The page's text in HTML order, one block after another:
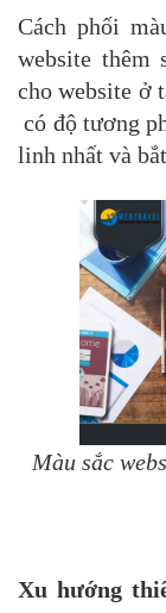
Cách phối
website thêm
cho website ở
có độ tương
linh nhất và
Màu sắc
Xu hướng